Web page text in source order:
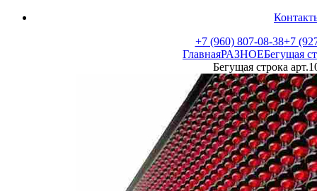
Контакты
+7 (960) 807-08-38+7
ГлавнаяРАЗНОЕБегущая
Бегущая строка